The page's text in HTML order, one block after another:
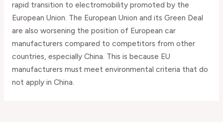
rapid transition to electromobility promoted by the
European Union. The European Union and its Green Deal
are also worsening the position of European car
manufacturers compared to competitors from other
countries, especially China. This is because EU
manufacturers must meet environmental criteria that do
not apply in China.